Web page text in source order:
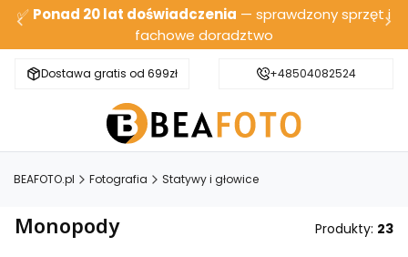
✅ Ponad 20 lat doświadczenia — sprawdzony sprzęt i
fachowe doradztwo
Dostawa gratis od 699zł Bezpieczna wysyłka
+48504082524
BEAFOTO.pl Fotografia Statywy i głowice
Monopody Produkty: 23